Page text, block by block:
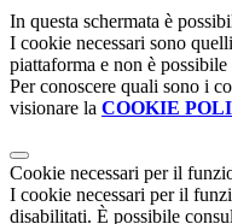
In questa schermata è
I cookie necessari sono
piattaforma e non è
Per conoscere quali sono i
visionare la COOKIE
Cookie necessari per il
I cookie necessari per il
disabilitati. È possibile